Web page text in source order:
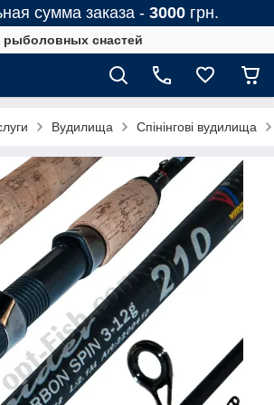
сумма заказа - 3000 грн.
снастей
Вудилища Спінінгові вудилища